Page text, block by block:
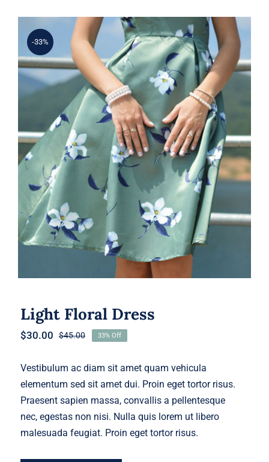
-33%
Light Floral Dress
Light Floral Dress
$45.00Original
was:
$30.00
Current
is:
33% Off
Vestibulum ac diam sit amet quam vehicula
elementum sed sit amet dui. Proin eget tortor risus.
Praesent sapien massa, convallis a pellentesque
nec, egestas non nisi. Nulla quis lorem ut libero
malesuada feugiat. Proin eget tortor risus.